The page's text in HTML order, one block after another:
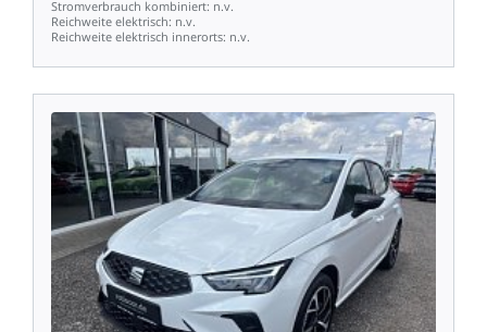
Stromverbrauch kombiniert: n.v.
Reichweite elektrisch: n.v.
Reichweite elektrisch innerorts: n.v.